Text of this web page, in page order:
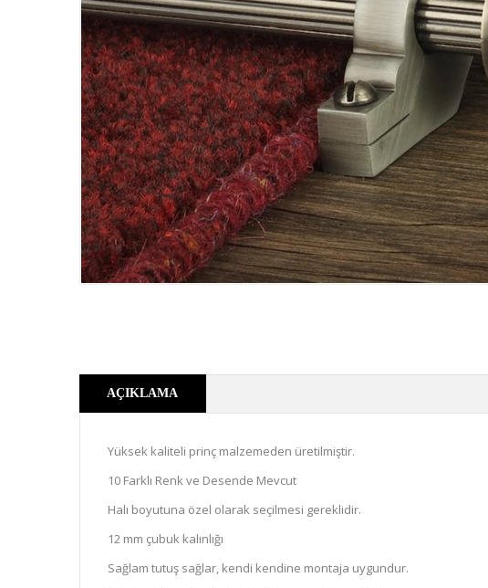
AÇIKLAMA
Yüksek kaliteli prinç malzemeden üretilmiştir.
10 Farklı Renk ve Desende Mevcut
Halı boyutuna özel olarak seçilmesi gereklidir.
12 mm çubuk kalınlığı
Sağlam tutuş sağlar, kendi kendine montaja uygundur.